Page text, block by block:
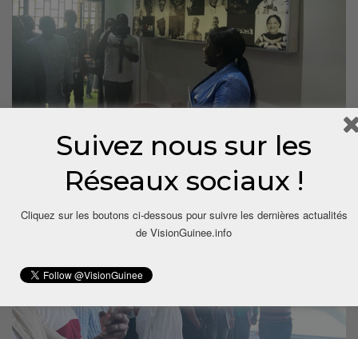
Suivez nous sur les
Réseaux sociaux !
Cliquez sur les boutons ci-dessous pour suivre les dernières actualités
de VisionGuinee.info